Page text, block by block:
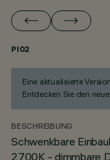
PI02
Eine aktualisierte
Entdecken Sie den
BESCHREIBUNG
Schwenkbare
2700K - dimmbare